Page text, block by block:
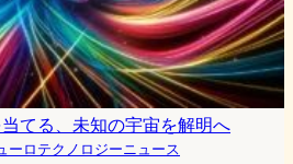
てる、未知の宇宙を解明へ
ーロテクノロジーニュース